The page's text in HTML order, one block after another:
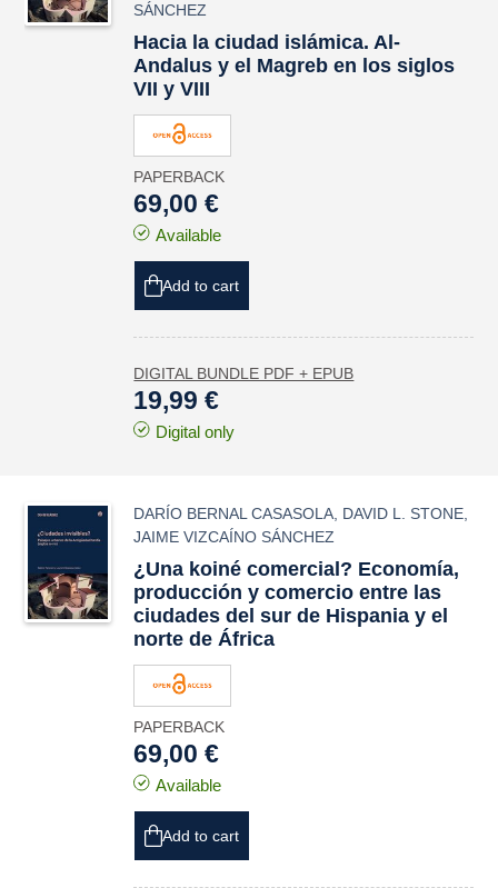
SÁNCHEZ
Hacia la ciudad islámica. Al-
Andalus y el Magreb en los siglos
VII y VIII
PAPERBACK
69,00 €
Available
Add to cart
DIGITAL BUNDLE PDF + EPUB
19,99 €
Digital only
DARÍO BERNAL CASASOLA DAVID L. STONE
JAIME VIZCAÍNO SÁNCHEZ
¿Una koiné comercial? Economía,
producción y comercio entre las
ciudades del sur de Hispania y el
norte de África
PAPERBACK
69,00 €
Available
Add to cart